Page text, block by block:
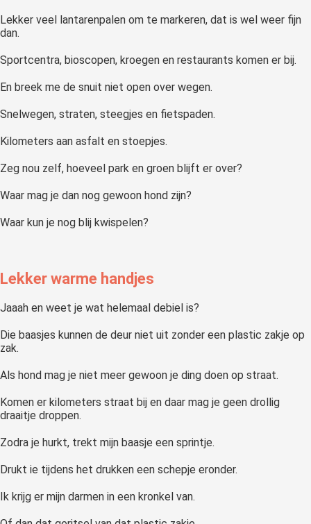
Lekker veel lantarenpalen om te markeren, dat is wel weer fijn
dan.
Sportcentra, bioscopen, kroegen en restaurants komen er bij.
En breek me de snuit niet open over wegen.
Snelwegen, straten, steegjes en fietspaden.
Kilometers aan asfalt en stoepjes.
Zeg nou zelf, hoeveel park en groen blijft er over?
Waar mag je dan nog gewoon hond zijn?
Waar kun je nog blij kwispelen?
Lekker warme handjes
Jaaah en weet je wat helemaal debiel is?
Die baasjes kunnen de deur niet uit zonder een plastic zakje op
zak.
Als hond mag je niet meer gewoon je ding doen op straat.
Komen er kilometers straat bij en daar mag je geen drollig
draaitje droppen.
Zodra je hurkt, trekt mijn baasje een sprintje.
Drukt ie tijdens het drukken een schepje eronder.
Ik krijg er mijn darmen in een kronkel van.